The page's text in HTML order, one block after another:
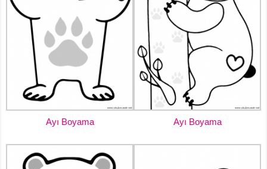
Ayı Boyama Ayı Boyama